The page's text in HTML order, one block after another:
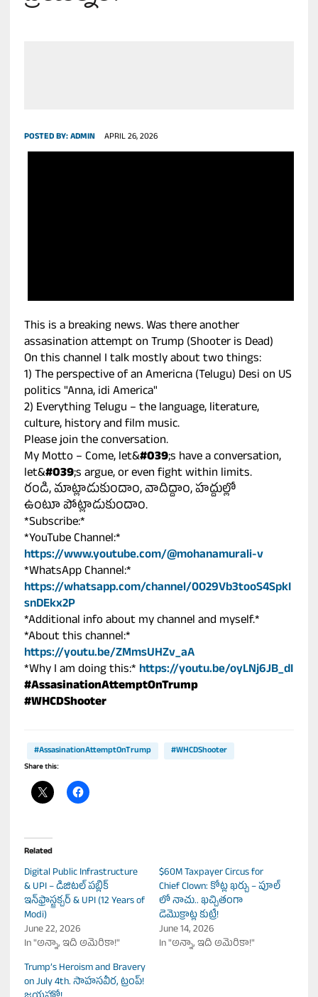
POSTED BY:ADMIN APRIL 26, 2026
This is a breaking news. Was there another
assasination attempt on Trump (Shooter is Dead)
On this channel I talk mostly about two things:
1) The perspective of an Americna (Telugu) Desi on US
politics "Anna, idi America"
2) Everything Telugu – the language, literature,
culture, history and film music.
Please join the conversation.
My Motto – Come, let&#039;s have a conversation,
let&#039;s argue, or even fight within limits.
రండి, మాట్లాడుకుందాం, వాదిద్దాం, హద్దుల్లో
ఉంటూ పోట్లాడుకుందాం.
*Subscribe:*
*YouTube Channel:*
https://www.youtube.com/@mohanamurali-v
*WhatsApp Channel:*
https://whatsapp.com/channel/0029Vb3tooS4SpkI
snDEkx2P
*Additional info about my channel and myself.*
*About this channel:*
https://youtu.be/ZMmsUHZv_aA
*Why I am doing this:* https://youtu.be/oyLNj6JB_dI
#AssasinationAttemptOnTrump
#WHCDShooter
#AssasinationAttemptOnTrump #WHCDShooter
Share this:
Related
Digital Public Infrastructure
& UPI – డిజిటల్ పబ్లిక్
ఇన్‌ఫ్రాస్ట్రక్చర్ & UPI (12 Years of
Modi)
June 22, 2026
In "అన్నా, ఇది అమెరికా!"
$60M Taxpayer Circus for
Chief Clown: కోట్ల ఖర్చు – పూల్
లో నాచు.. ఖచ్చితంగా
డెమొక్రాట్ల కుట్రే!
June 14, 2026
In "అన్నా, ఇది అమెరికా!"
Trump’s Heroism and Bravery
on July 4th. సాహసవీర, ట్రంప్!